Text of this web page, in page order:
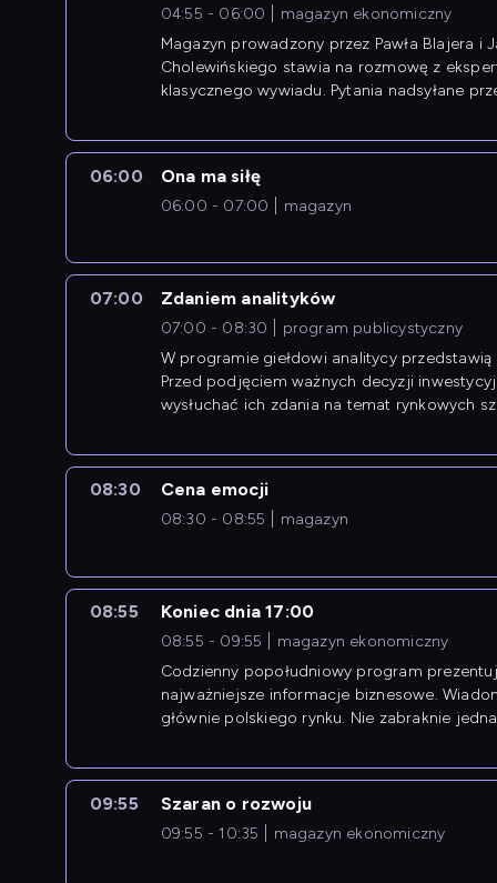
04:55 - 06:00
magazyn ekonomiczny
Magazyn prowadzony przez Pawła Blajera i
Cholewińskiego stawia na rozmowę z
klasycznego wywiadu. Pytania nadsyłane
06:00 Ona ma siłę
06:00 - 07:00 magazyn
07:00 Zdaniem analityków
07:00 - 08:30
program publicystyczny
W programie giełdowi analitycy
Przed podjęciem ważnych decyzji
wysłuchać ich zdania na temat rynkowych
08:30 Cena emocji
08:30 - 08:55 magazyn
08:55 Koniec dnia 17:00
08:55 - 09:55
magazyn ekonomiczny
Codzienny popołudniowy program
najważniejsze informacje biznesowe.
głównie polskiego rynku. Nie zabraknie
09:55 Szaran o rozwoju
09:55 - 10:35 magazyn ekonomiczny